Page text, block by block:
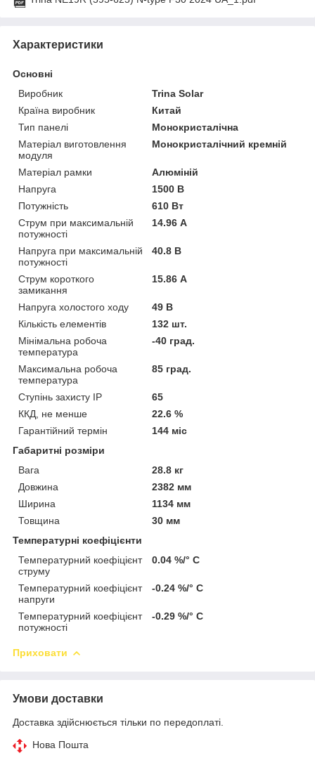
Характеристики
Основні
Виробник
Trina Solar
Країна виробник
Китай
Тип панелі
Монокристалічна
Матеріал виготовлення
модуля
Монокристалічний кремній
Матеріал рамки
Алюміній
Напруга
1500 В
Потужність
610 Вт
Струм при максимальній
потужності
14.96 А
Напруга при максимальній
потужності
40.8 В
Струм короткого
замикання
15.86 А
Напруга холостого ходу
49 В
Кількість елементів
132 шт.
Мінімальна робоча
температура
-40 град.
Максимальна робоча
температура
85 град.
Ступінь захисту IP
65
ККД, не менше
22.6 %
Гарантійний термін
144 міс
Габаритні розміри
Вага
28.8 кг
Довжина
2382 мм
Ширина
1134 мм
Товщина
30 мм
Температурні коефіцієнти
Температурний коефіцієнт
струму
0.04 %/° С
Температурний коефіцієнт
напруги
-0.24 %/° С
Температурний коефіцієнт
потужності
-0.29 %/° С
Приховати
Умови доставки
Доставка здійснюється тільки по передоплаті.
Нова Пошта